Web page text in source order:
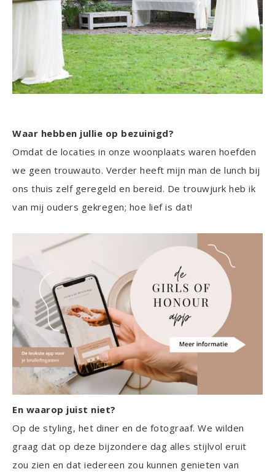
Waar hebben jullie op bezuinigd?
Omdat de locaties in onze woonplaats waren hoefden
we geen trouwauto. Verder heeft mijn man de lunch bij
ons thuis zelf geregeld en bereid. De trouwjurk heb ik
van mij ouders gekregen; hoe lief is dat!
En waarop juist niet?
Op de styling, het diner en de fotograaf. We wilden
graag dat op deze bijzondere dag alles stijlvol eruit
zou zien en dat iedereen zou kunnen genieten van